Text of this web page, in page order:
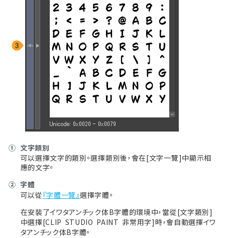
① 文字類別
可以選擇文字的類別。選擇類別後，會在[文字一覽]中顯示相
應的文字。
② 字體
可以從『字體一覽』選擇字體。
在安裝了イワタアンチック体B字體的環境中，當從[文字類別]
中選擇[CLIP STUDIO PAINT 非常用字]時，會自動選擇イワ
タアンチック体B字體。